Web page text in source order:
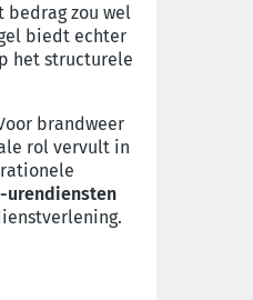
bedrag zou wel
biedt echter
het structurele
brandweer
rol vervult in
urendiensten